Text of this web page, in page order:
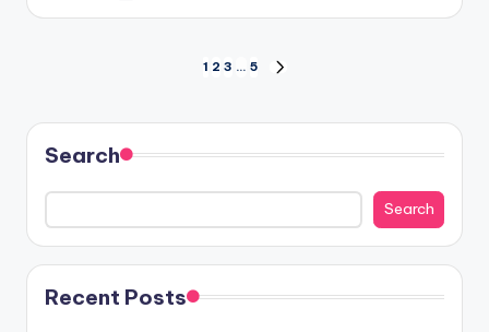
pagination
1 2 3 … 5
Search
Search
Recent Posts